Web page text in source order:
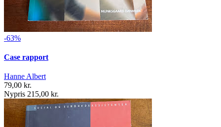
-63%
Case rapport
Hanne Albert
79,00 kr.
Nypris 215,00 kr.